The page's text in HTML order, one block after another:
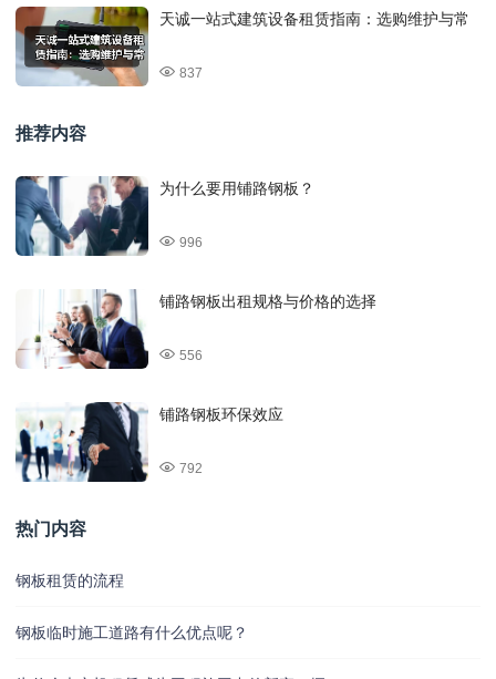
天诚一站式建筑设备租赁指南：选购维护与常
837
推荐内容
为什么要用铺路钢板？
996
铺路钢板出租规格与价格的选择
556
铺路钢板环保效应
792
热门内容
钢板租赁的流程
钢板临时施工道路有什么优点呢？